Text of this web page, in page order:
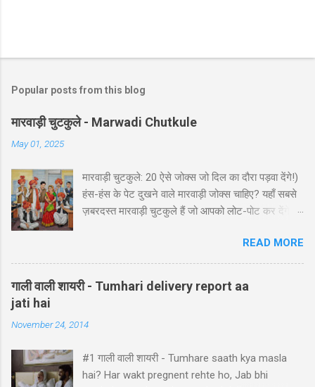
Popular posts from this blog
मारवाड़ी चुटकुले - Marwadi Chutkule
May 01, 2025
मारवाड़ी चुटकुले: 20 ऐसे जोक्स जो दिल का दौरा पड़वा देंगे!)
हंस-हंस के पेट दुखने वाले मारवाड़ी जोक्स चाहिए? यहाँ सबसे
ज़बरदस्त मारवाड़ी चुटकुले हैं जो आपको लोट-पोट कर देंगे! ⚡
पढ़ते ही हंसी नहीं रोक पाएंगे आप! 🤪 😂 मारवाड़ी हंसी के
धमाकेदार जोक्स 💥 "एक मारवाड़ी ने अपनी बीवी को गिफ्ट में
डायमंड रिंग दी। बीवी खुश होकर बोली: 'ये तो असली लगती
है!' मारवाड़ी: 'हां प्रिये, बिल्कुल असली... दुकानदार ने मुझे
इन चाइना'* 😂" Copy "मारवाड़ी बेटा: पापा! मैंने ₹10,000
₹5,000 में बेच दी! पापा: पर वो तो ₹50,000 की थी! बेटा: हां पापा,
इसीलिए तो ₹10,000 कमाए... ₹45,000 तो मैंने अपने पास रख
READ MORE
गाली वाली शायरी - Tumhari delivery report aa
jati hai
November 24, 2014
#1 गाली वाली शायरी - Tumhare saath kya masla
hai? Har wakt pregnent rehte ho, Jab bhi